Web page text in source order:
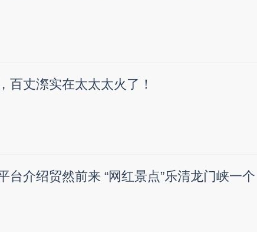
百丈漈实在太太太火了！
台介绍贸然前来 “网红景点”乐清龙门峡一个